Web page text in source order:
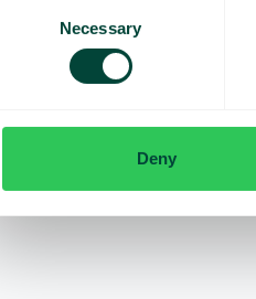
Necessary
Deny